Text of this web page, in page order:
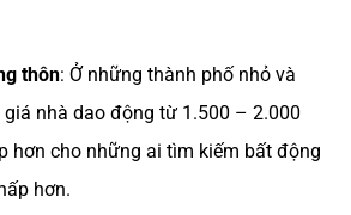
thôn: Ở những thành phố nhỏ và
nhà dao động từ 1.500 – 2.000
hơn cho những ai tìm kiếm bất động
hơn.